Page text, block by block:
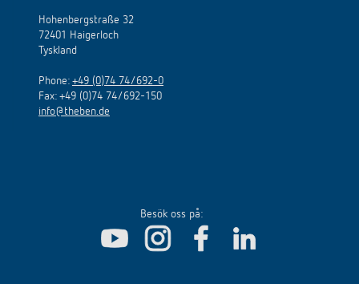
Hohenbergstraße 32
72401 Haigerloch
Tyskland
Phone: +49 (0)74 74/692-0
Fax: +49 (0)74 74/692-150
info@theben.de
Besök oss på: